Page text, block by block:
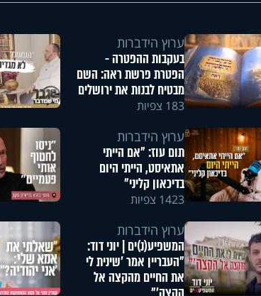
ערוץ הידברות
בעקבות ההפטרה -
הפטרת פרשת ראה: השם
מבטיח לבנות את ירושלים
183 צפיות
ערוץ הידברות
תום עוז: "אם הייתי
אתאיסט, הייתי היום
בדיכאון קליני"
1423 צפיות
ערוץ הידברות
המשפיע(נ)ים | יוני דוד:
"העבריין אמר 'שינית לי
את החיים מהקצה אל